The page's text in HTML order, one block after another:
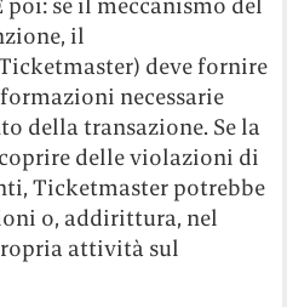
il
deve fornire
necessarie
della transazione. Se la
delle violazioni di
Ticketmaster potrebbe
o, addirittura, nel
attività sul